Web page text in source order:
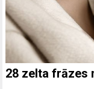
28 zelta frāzes